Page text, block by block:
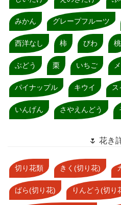
みかん グレープフルーツ
西洋なし 柿 びわ 桃
ぶどう 栗 いちご
パイナップル キウイ
いんげん さやえんどう
🌷 花き
切り花類 きく(切り花)
ばら(切り花) りんどう(切り